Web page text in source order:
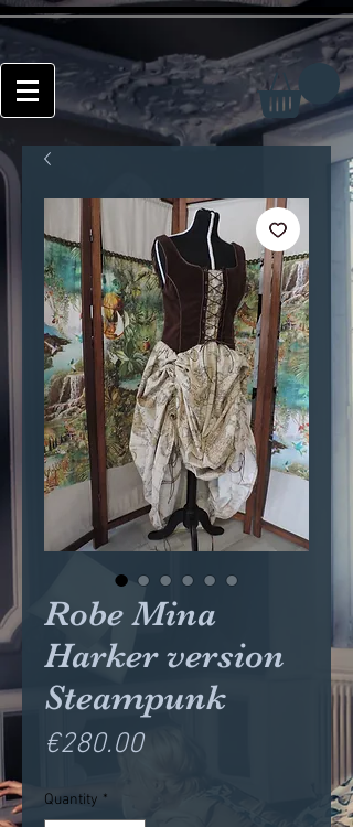
Robe Mina
Harker version
Steampunk
€280.00Price
Quantity *